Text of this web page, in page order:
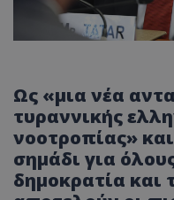
Ως «μια νέα
τυραννικής
νοοτροπίας»
σημάδι για
δημοκρατία και